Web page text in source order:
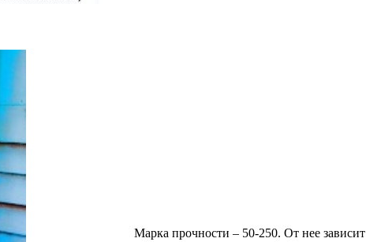
Марка прочности – 50-250. От нее зависит